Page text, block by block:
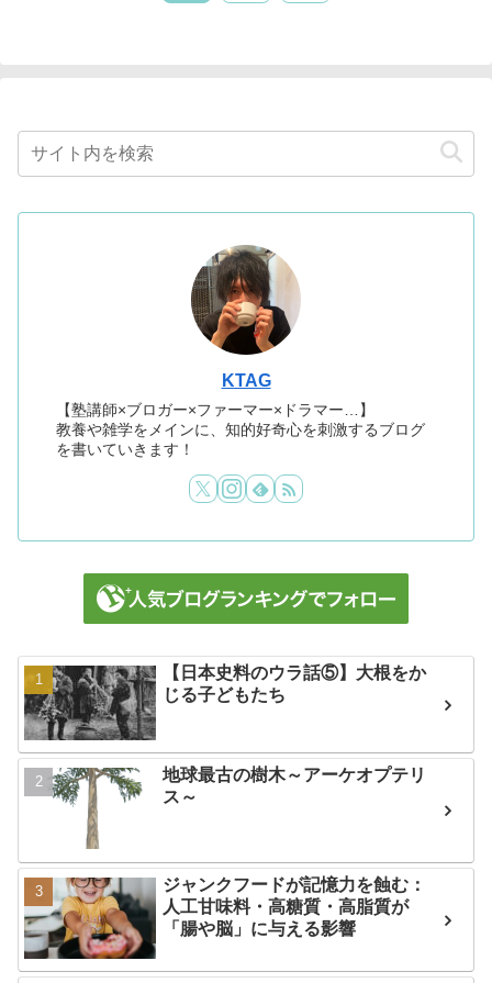
KTAG
【塾講師×ブロガー×ファーマー×ドラマー…】
教養や雑学をメインに、知的好奇心を刺激するブログ
を書いていきます！
【日本史料のウラ話⑤】大根をか
じる子どもたち
地球最古の樹木～アーケオプテリ
ス～
ジャンクフードが記憶力を蝕む：
人工甘味料・高糖質・高脂質が
「腸や脳」に与える影響